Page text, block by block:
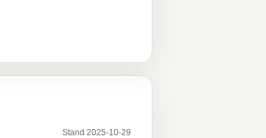
Stand 2025-10-29